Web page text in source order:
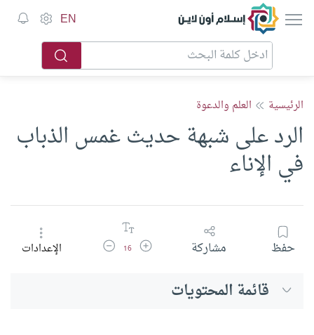
إسلام أون لاين EN
الرئيسية العلم والدعوة
الرد على شبهة حديث غمس الذباب
في الإناء
حفظ مشاركة زيادة حجم الخط
16 تقليل حجم الخطالإعدادات
قائمة المحتويات